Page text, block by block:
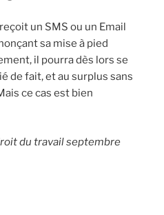
un SMS ou un Email
sa mise à pied
il pourra dès lors se
de fait, et au surplus sans
ce cas est bien
du travail septembre